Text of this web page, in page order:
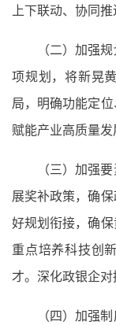
上下联动、协同推
（二）加强
项规划，将新晃
局，明确功能定
赋能产业高质量发
（三）加强
展奖补政策，确
好规划衔接，确
重点培养科技创
才。深化政银企对
（四）加强